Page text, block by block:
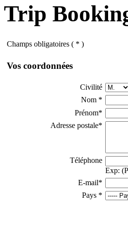
Trip
Champs obligatoires ( * )
Vos coordonnées
Civilité
Nom *
Prénom*
Adresse postale*
Téléphone
Exp:
E-mail*
Pays *